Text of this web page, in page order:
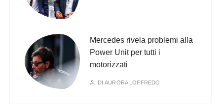
Mercedes rivela problemi alla
Power Unit per tutti i
motorizzati
DIAURORA LOFFREDO